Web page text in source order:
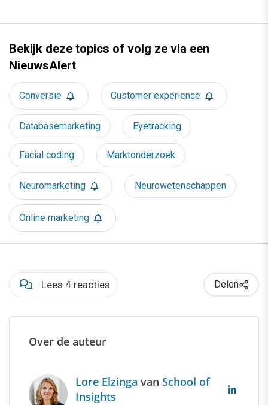
Bekijk deze topics of volg ze via een
NieuwsAlert
Conversie Customer experience
Databasemarketing Eyetracking
Facial coding Marktonderzoek
Neuromarketing Neurowetenschappen
Online marketing
Lees 4 reacties Delen
Over de auteur
Lore Elzinga van School of
Insights